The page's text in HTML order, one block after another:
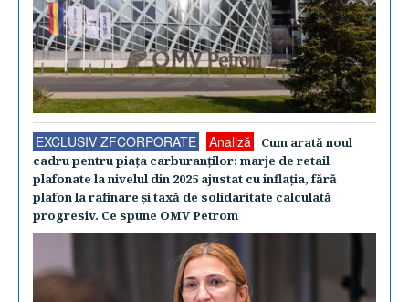
EXCLUSIV ZFCORPORATE Analiză
Cum arată noul
cadru pentru piaţa carburanţilor: marje de retail
plafonate la nivelul din 2025 ajustat cu inflaţia, fără
plafon la rafinare şi taxă de solidaritate calculată
progresiv. Ce spune OMV Petrom